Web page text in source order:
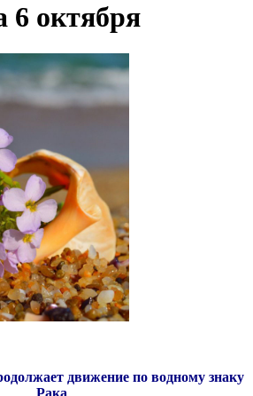
6 октября
движение по водному знаку
Рака